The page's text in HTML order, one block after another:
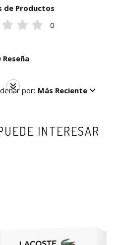
de Productos
0
Reseña
por: Más Reciente
INTERESAR